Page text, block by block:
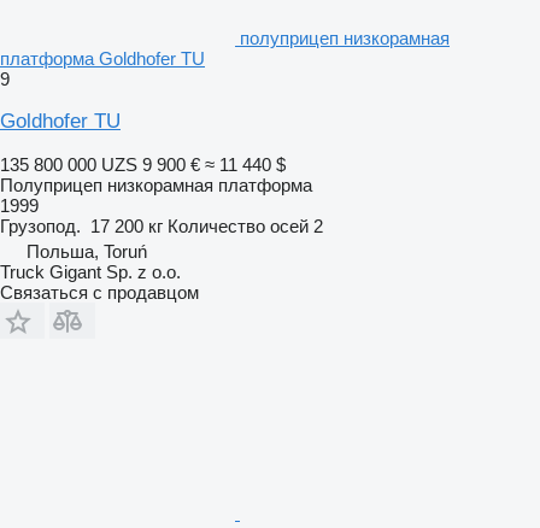
полуприцеп низкорамная
платформа Goldhofer TU
9
Goldhofer TU
135 800 000 UZS 9 900 € ≈ 11 440 $
Полуприцеп низкорамная платформа
1999
Грузопод. 17 200 кг Количество осей 2
Польша, Toruń
Truck Gigant Sp. z o.o.
Связаться с продавцом